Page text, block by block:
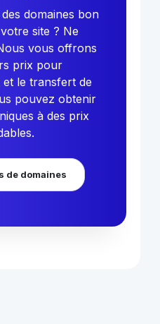
domaines bon
site ? Ne
vous offrons
prix pour
le transfert de
pouvez obtenir
à des prix
de domaines